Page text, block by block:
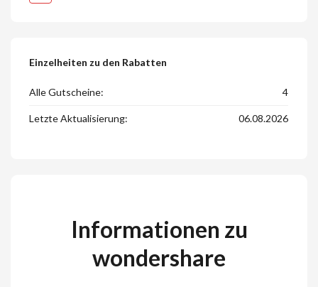
Einzelheiten zu den Rabatten
Alle Gutscheine: 4
Letzte Aktualisierung: 06.08.2026
Informationen zu
wondershare